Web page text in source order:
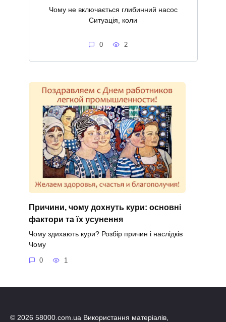
Чому не включається глибинний насос
Ситуація, коли
0 2
Причини, чому дохнуть кури: основні
фактори та їх усунення
Чому здихають кури? Розбір причин і наслідків
Чому
0 1
© 2026 58000.com.ua Використання матеріалів,